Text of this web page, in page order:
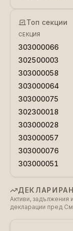
Топ секции
СЕКЦИЯ
303000066
302500003
303000058
303000064
303000075
302300018
303000028
303000057
303000076
303000051
Активи, задължения
декларации пред